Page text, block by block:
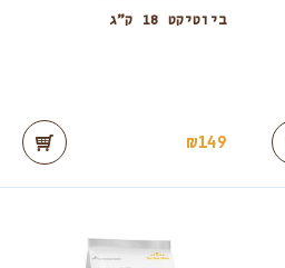
ביוטיקט 18 ק”ג
₪149